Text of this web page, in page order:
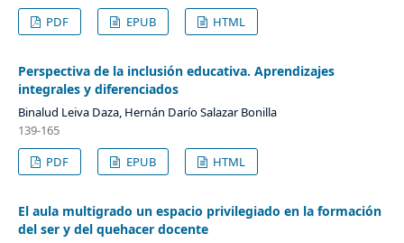
PDF
EPUB HTML
Perspectiva de la inclusión educativa. Aprendizajes
integrales y diferenciados
Binalud Leiva Daza, Hernán Darío Salazar Bonilla
139-165
PDF
EPUB HTML
El aula multigrado un espacio privilegiado en la formación
del ser y del quehacer docente